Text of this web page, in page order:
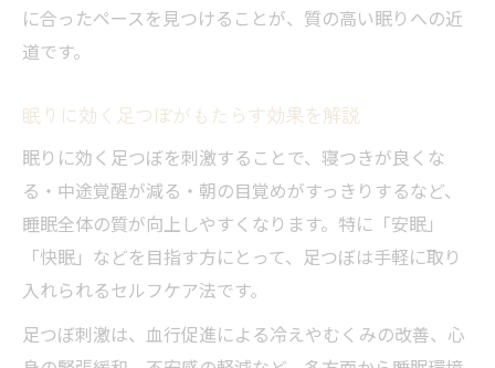
に合ったペースを見つけることが、質の高い眠りへの近
道です。
眠りに効く足つぼがもたらす効果を解説
眠りに効く足つぼを刺激することで、寝つきが良くな
る・中途覚醒が減る・朝の目覚めがすっきりするなど、
睡眠全体の質が向上しやすくなります。特に「安眠」
「快眠」などを目指す方にとって、足つぼは手軽に取り
入れられるセルフケア法です。
足つぼ刺激は、血行促進による冷えやむくみの改善、心